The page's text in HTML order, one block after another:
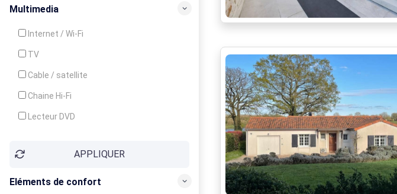
Multimedia
Internet / Wi-Fi
TV
Cable / satellite
Chaine Hi-Fi
Lecteur DVD
APPLIQUER
Eléments de confort